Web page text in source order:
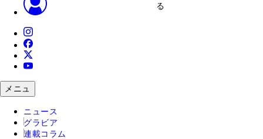
る
メニュ
ニュース
グラビア
連載コラム